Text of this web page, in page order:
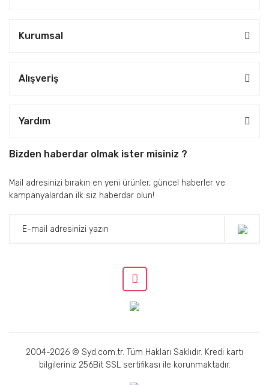
Kurumsal
Alışveriş
Yardım
Bizden haberdar olmak ister misiniz ?
Mail adresinizi bırakın en yeni ürünler, güncel haberler ve
kampanyalardan ilk siz haberdar olun!
2004-2026 © Syd.com.tr. Tüm Hakları Saklıdır. Kredi kartı
bilgileriniz 256Bit SSL sertifikası ile korunmaktadır.